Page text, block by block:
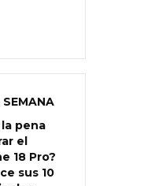
la pena
el
18 Pro?
sus 10